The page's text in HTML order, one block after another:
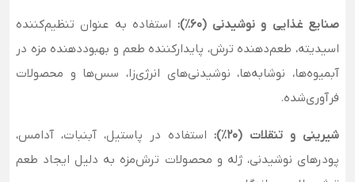
صنایع غذایی و نوشیدنی (۶۰٪):
استفاده به عنوان تنظیم‌کننده
اسیدیته، طعم‌دهنده ترش، پایدارکننده طعم و بهبوددهنده مزه در
آبمیوه‌ها، نوشابه‌ها، نوشیدنی‌های انرژی‌زا، سس‌ها و محصولات
فرآوری‌شده.
شیرینی و تنقلات (۲۰٪):
استفاده در پاستیل، آبنبات، آدامس،
پودرهای نوشیدنی، ژله و محصولات ترش‌مزه به دلیل ایجاد طعم